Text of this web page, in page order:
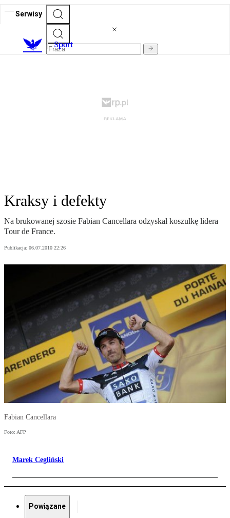
Serwisy
Sport
Kraksy i defekty
Na brukowanej szosie Fabian Cancellara odzyskał koszulkę lidera
Tour de France.
Publikacja: 06.07.2010 22:26
Fabian Cancellara
Foto: AFP
Marek Cegliński
Powiązane